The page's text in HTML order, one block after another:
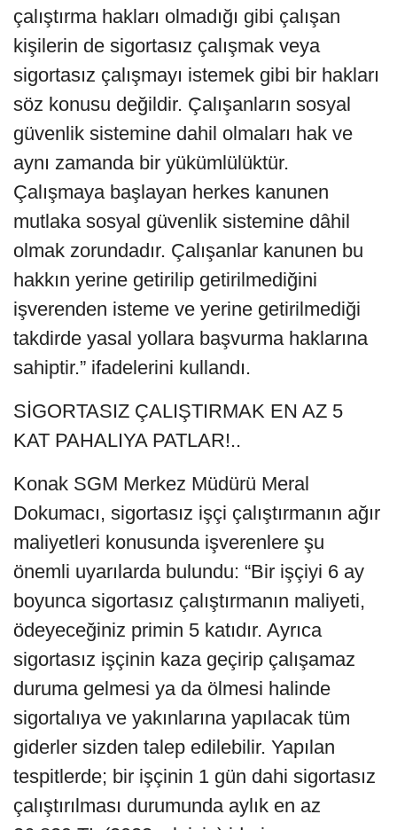
çalıştırma hakları olmadığı gibi çalışan
kişilerin de sigortasız çalışmak veya
sigortasız çalışmayı istemek gibi bir hakları
söz konusu değildir. Çalışanların sosyal
güvenlik sistemine dahil olmaları hak ve
aynı zamanda bir yükümlülüktür.
Çalışmaya başlayan herkes kanunen
mutlaka sosyal güvenlik sistemine dâhil
olmak zorundadır. Çalışanlar kanunen bu
hakkın yerine getirilip getirilmediğini
işverenden isteme ve yerine getirilmediği
takdirde yasal yollara başvurma haklarına
sahiptir.” ifadelerini kullandı.
SİGORTASIZ ÇALIŞTIRMAK EN AZ 5
KAT PAHALIYA PATLAR!..
Konak SGM Merkez Müdürü Meral
Dokumacı, sigortasız işçi çalıştırmanın ağır
maliyetleri konusunda işverenlere şu
önemli uyarılarda bulundu: “Bir işçiyi 6 ay
boyunca sigortasız çalıştırmanın maliyeti,
ödeyeceğiniz primin 5 katıdır. Ayrıca
sigortasız işçinin kaza geçirip çalışamaz
duruma gelmesi ya da ölmesi halinde
sigortalıya ve yakınlarına yapılacak tüm
giderler sizden talep edilebilir. Yapılan
tespitlerde; bir işçinin 1 gün dahi sigortasız
çalıştırılması durumunda aylık en az